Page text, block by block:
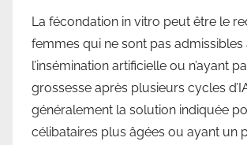
La fécondation in vitro peut être le
femmes qui ne sont pas admissibles
l’insémination artificielle ou n’ayant
grossesse après plusieurs cycles
généralement la solution indiquée
célibataires plus âgées ou ayant un